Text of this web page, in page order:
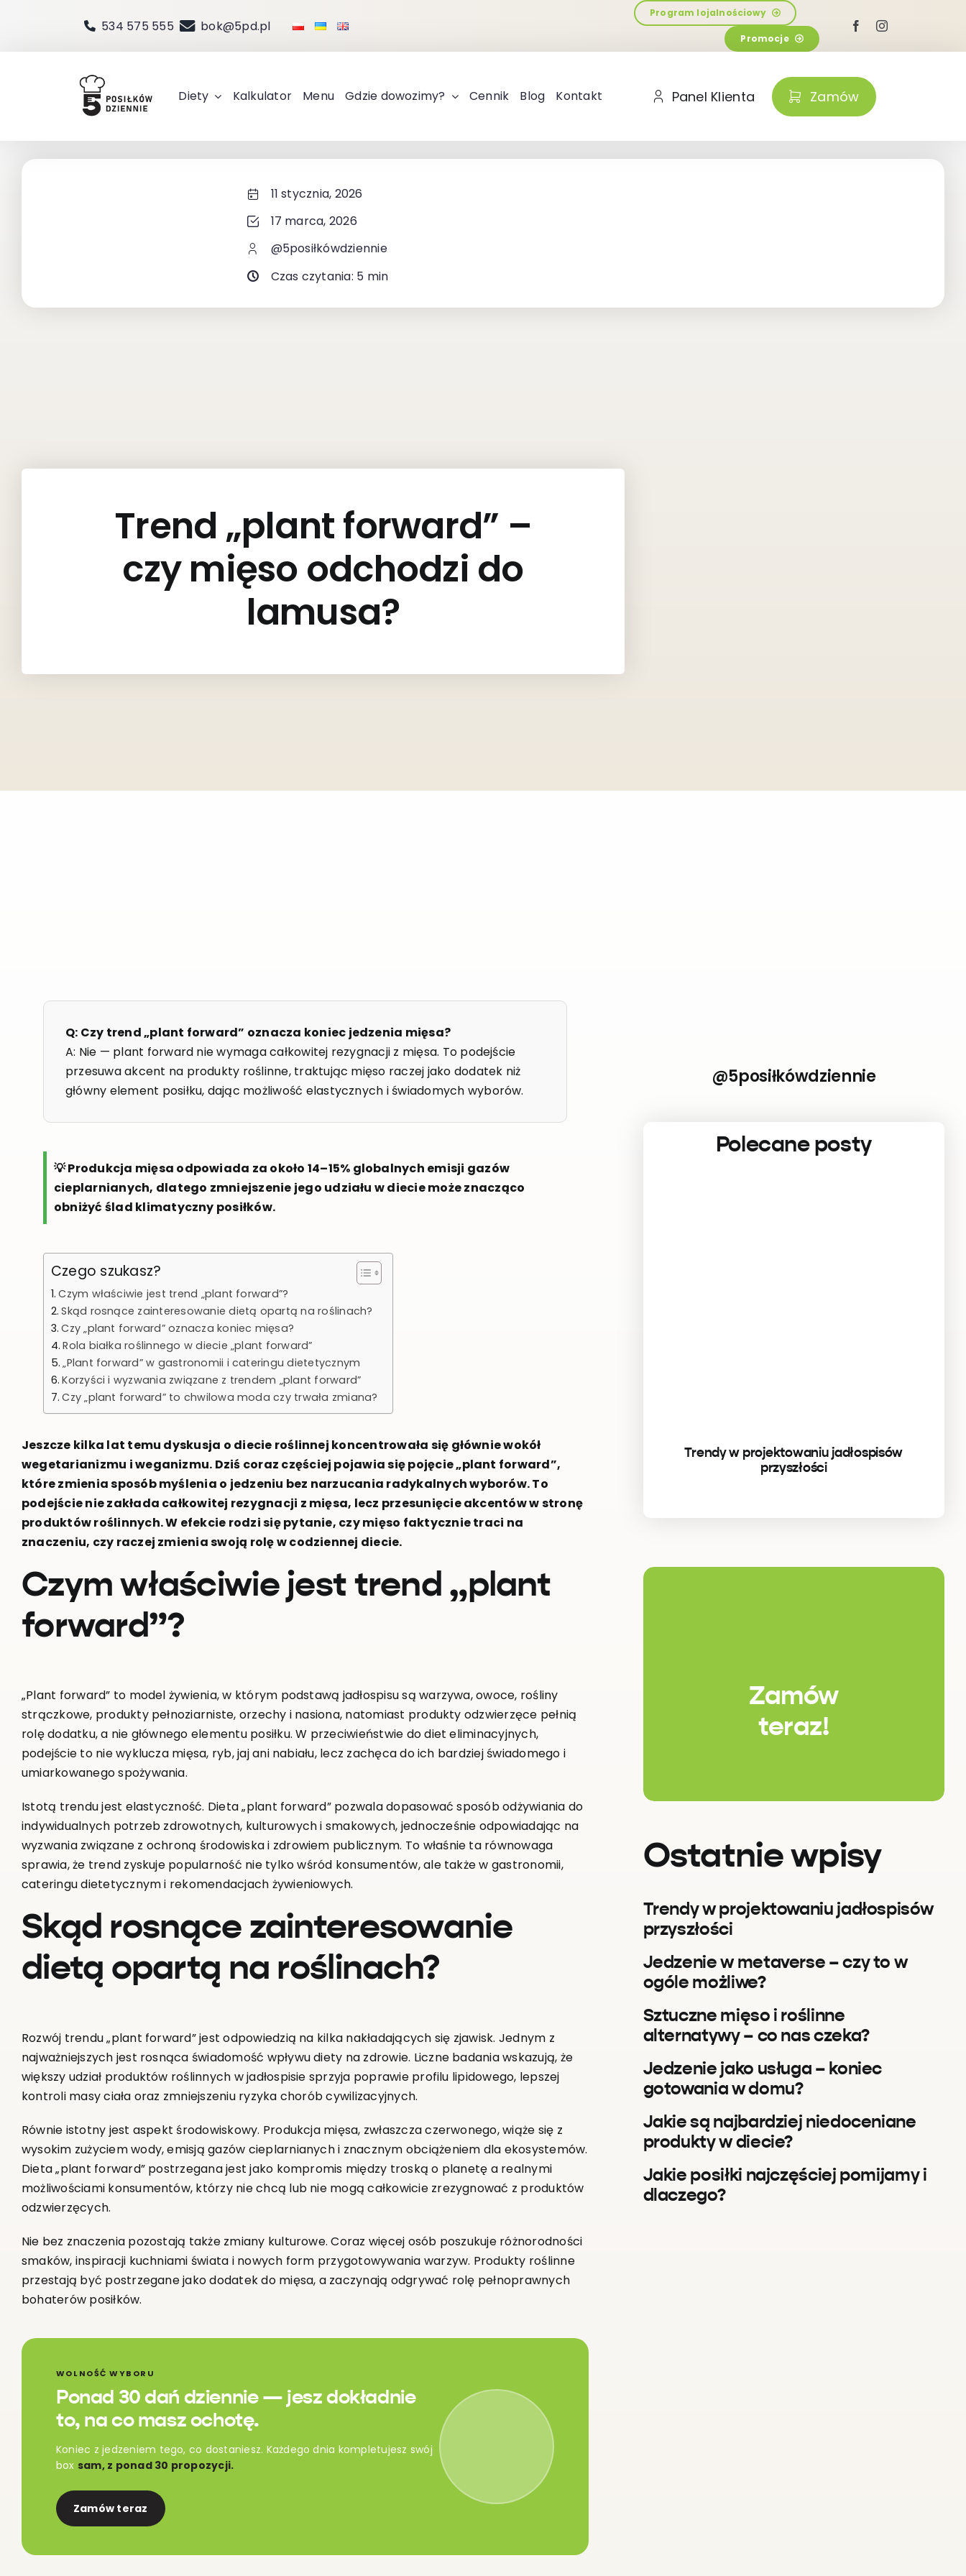
zawartości
534 575 555 bok@5pd.pl
Program lojalnościowy
Promocje
Diety Kalkulator Menu Gdzie dowozimy? Cennik Blog Kontakt Panel Klienta Zamów
11 stycznia, 2026
17 marca, 2026
@5posiłkówdziennie
Czas czytania: 5 min
Trend „plant forward” –
czy mięso odchodzi do
lamusa?
@5posiłkówdziennie
Polecane posty
Trendy w projektowaniu jadłospisów
przyszłości
Q: Czy trend „plant forward” oznacza koniec jedzenia mięsa?
A: Nie — plant forward nie wymaga całkowitej rezygnacji z mięsa. To podejście
przesuwa akcent na produkty roślinne, traktując mięso raczej jako dodatek niż
główny element posiłku, dając możliwość elastycznych i świadomych wyborów.
💡 Produkcja mięsa odpowiada za około 14–15% globalnych emisji gazów
cieplarnianych, dlatego zmniejszenie jego udziału w diecie może znacząco
obniżyć ślad klimatyczny posiłków.
Czego szukasz?
Czym właściwie jest trend „plant forward”?
Skąd rosnące zainteresowanie dietą opartą na roślinach?
Czy „plant forward” oznacza koniec mięsa?
Rola białka roślinnego w diecie „plant forward”
„Plant forward” w gastronomii i cateringu dietetycznym
Korzyści i wyzwania związane z trendem „plant forward”
Czy „plant forward” to chwilowa moda czy trwała zmiana?
Jeszcze kilka lat temu dyskusja o diecie roślinnej koncentrowała się głównie wokół
wegetarianizmu i weganizmu. Dziś coraz częściej pojawia się pojęcie „plant forward”,
które zmienia sposób myślenia o jedzeniu bez narzucania radykalnych wyborów. To
podejście nie zakłada całkowitej rezygnacji z mięsa, lecz przesunięcie akcentów w stronę
produktów roślinnych. W efekcie rodzi się pytanie, czy mięso faktycznie traci na
znaczeniu, czy raczej zmienia swoją rolę w codziennej diecie.
Czym właściwie jest trend „plant
forward”?
„Plant forward” to model żywienia, w którym podstawą jadłospisu są warzywa, owoce, rośliny
strączkowe, produkty pełnoziarniste, orzechy i nasiona, natomiast produkty odzwierzęce pełnią
rolę dodatku, a nie głównego elementu posiłku. W przeciwieństwie do diet eliminacyjnych,
podejście to nie wyklucza mięsa, ryb, jaj ani nabiału, lecz zachęca do ich bardziej świadomego i
umiarkowanego spożywania.
Istotą trendu jest elastyczność. Dieta „plant forward” pozwala dopasować sposób odżywiania do
indywidualnych potrzeb zdrowotnych, kulturowych i smakowych, jednocześnie odpowiadając na
wyzwania związane z ochroną środowiska i zdrowiem publicznym. To właśnie ta równowaga
sprawia, że trend zyskuje popularność nie tylko wśród konsumentów, ale także w gastronomii,
cateringu dietetycznym i rekomendacjach żywieniowych.
Skąd rosnące zainteresowanie
dietą opartą na roślinach?
Rozwój trendu „plant forward” jest odpowiedzią na kilka nakładających się zjawisk. Jednym z
najważniejszych jest rosnąca świadomość wpływu diety na zdrowie. Liczne badania wskazują, że
większy udział produktów roślinnych w jadłospisie sprzyja poprawie profilu lipidowego, lepszej
kontroli masy ciała oraz zmniejszeniu ryzyka chorób cywilizacyjnych.
Równie istotny jest aspekt środowiskowy. Produkcja mięsa, zwłaszcza czerwonego, wiąże się z
wysokim zużyciem wody, emisją gazów cieplarnianych i znacznym obciążeniem dla ekosystemów.
Dieta „plant forward” postrzegana jest jako kompromis między troską o planetę a realnymi
możliwościami konsumentów, którzy nie chcą lub nie mogą całkowicie zrezygnować z produktów
odzwierzęcych.
Nie bez znaczenia pozostają także zmiany kulturowe. Coraz więcej osób poszukuje różnorodności
smaków, inspiracji kuchniami świata i nowych form przygotowywania warzyw. Produkty roślinne
przestają być postrzegane jako dodatek do mięsa, a zaczynają odgrywać rolę pełnoprawnych
bohaterów posiłków.
WOLNOŚĆ WYBORU
Ponad 30 dań dziennie — jesz dokładnie
to, na co masz ochotę.
Koniec z jedzeniem tego, co dostaniesz. Każdego dnia kompletujesz swój
box sam, z ponad 30 propozycji.
Zamów teraz
Zamów
teraz!
Ostatnie wpisy
Trendy w projektowaniu jadłospisów
przyszłości
Jedzenie w metaverse – czy to w
ogóle możliwe?
Sztuczne mięso i roślinne
alternatywy – co nas czeka?
Jedzenie jako usługa – koniec
gotowania w domu?
Jakie są najbardziej niedoceniane
produkty w diecie?
Jakie posiłki najczęściej pomijamy i
dlaczego?